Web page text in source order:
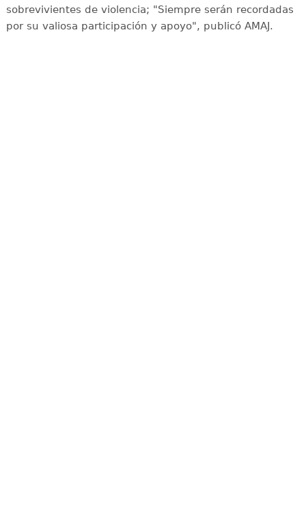
sobrevivientes de violencia; "Siempre serán recordadas
por su valiosa participación y apoyo", publicó AMAJ.